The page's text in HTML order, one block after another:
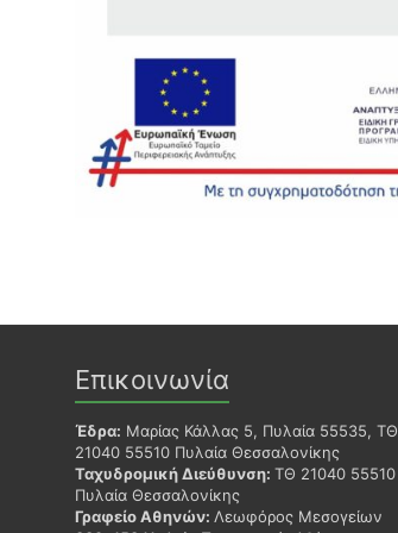
Επικοινωνία
Έδρα: Μαρίας Κάλλας 5, Πυλαία 55535, ΤΘ
21040 55510 Πυλαία Θεσσαλονίκης
Ταχυδρομική Διεύθυνση: ΤΘ 21040 55510
Πυλαία Θεσσαλονίκης
Γραφείο Αθηνών: Λεωφόρος Μεσογείων